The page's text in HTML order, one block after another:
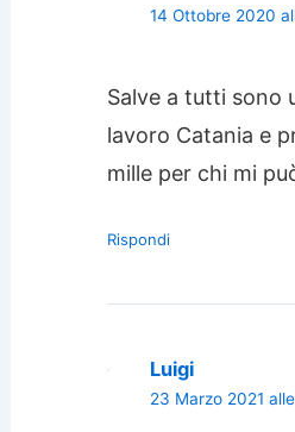
14 Ottobre 2020
Salve a tutti sono
lavoro Catania e
mille per chi mi
Rispondi
Luigi
23 Marzo 2021